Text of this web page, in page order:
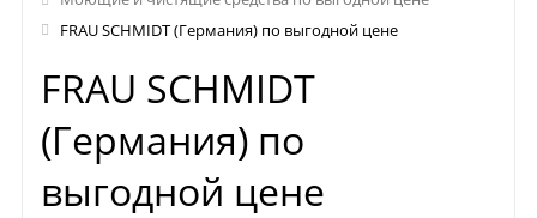
FRAU SCHMIDT (Германия) по выгодной цене
FRAU SCHMIDT
(Германия) по
выгодной цене